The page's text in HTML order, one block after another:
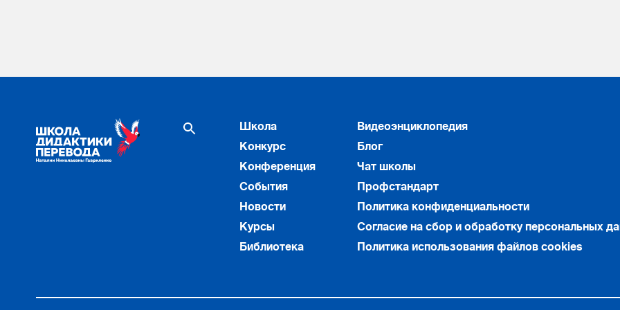
Школа
Конкурс
Конференция
События
Новости
Курсы
Библиотека
Видеоэнциклопедия
Блог
Чат школы
Профстандарт
Политика конфиденциальности
Согласие на сбор и обработку персональных
Политика использования файлов cookies